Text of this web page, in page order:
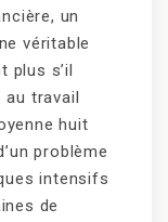
un
véritable
plus s’il
au travail
huit
problème
intensifs
de